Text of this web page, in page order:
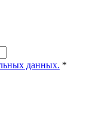
данных. *